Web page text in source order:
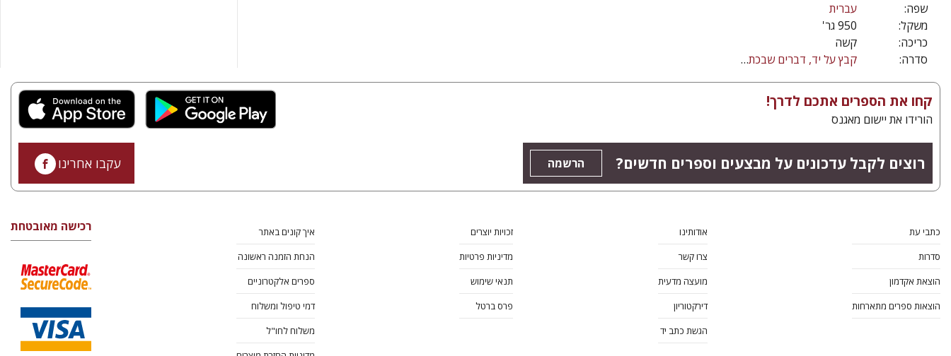
שפה:
עברית
משקל:
950 גר'
כריכה:
קשה
סדרה:
קבץ על יד, דברים שבכתב היוצאים לאור בפעם הראשונה
קחו את הספרים אתכם לדרך!
הורידו את יישום מאגנס
רוצים לקבל עדכונים על מבצעים וספרים חדשים? הרשמה עקבו אחרינו
כתבי עת
סדרות
הוצאת אקדמון
הוצאות ספרים מתארחות
אודותינו
צרו קשר
מועצה מדעית
דירקטוריון
הגשת כתב יד
זכויות יוצרים
מדיניות פרטיות
תנאי שימוש
פרס ברטל
איך קונים באתר
הנחת הזמנה ראשונה
ספרים אלקטרוניים
דמי טיפול ומשלוח
משלוח לחו"ל
רכישה מאובטחת